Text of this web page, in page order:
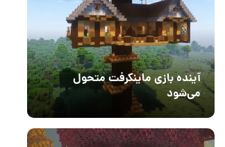
آینده بازی ماینکرفت متحول
می‌شود